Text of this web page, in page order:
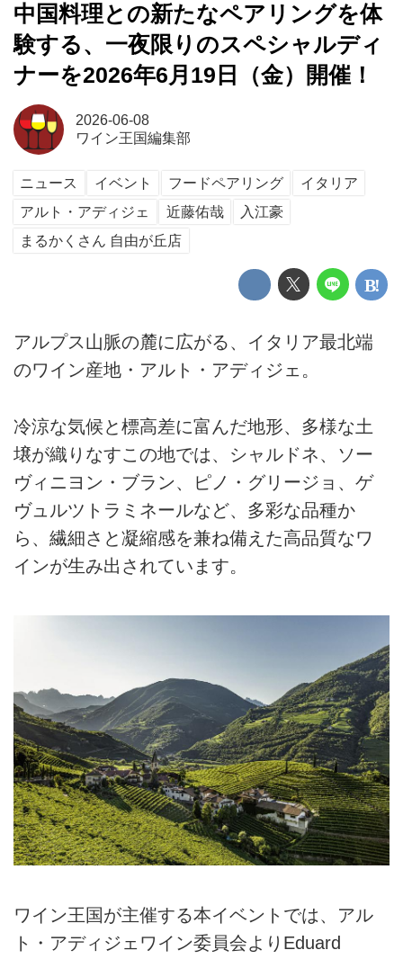
中国料理との新たなペアリングを体
験する、一夜限りのスペシャルディ
ナーを2026年6月19日（金）開催！
2026-06-08
ワイン王国編集部
ニュース イベント フードペアリング
イタリア
アルト・アディジェ
近藤佑哉
入江豪
まるかくさん 自由が丘店
アルプス山脈の麓に広がる、イタリア最北端
のワイン産地・アルト・アディジェ。
冷涼な気候と標高差に富んだ地形、多様な土
壌が織りなすこの地では、シャルドネ、ソー
ヴィニヨン・ブラン、ピノ・グリージョ、ゲ
ヴュルツトラミネールなど、多彩な品種か
ら、繊細さと凝縮感を兼ね備えた高品質なワ
インが生み出されています。
ワイン王国が主催する本イベントでは、アル
ト・アディジェワイン委員会よりEduard